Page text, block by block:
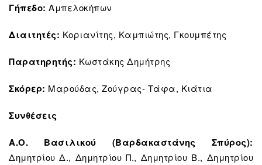
Γήπεδο: Αμπελοκήπων
Διαιτητές: Κοριανίτης, Καμπιώτης, Γκουμπέτης
Παρατηρητής: Κωστάκης Δημήτρης
Σκόρερ: Μαρούδας, Ζούγρας- Τάφα, Κιάτια
Συνθέσεις
Α.Ο. Βασιλικού (Βαρδακαστάνης Σπύρος):
Δημητρίου Δ., Δημητρίου Π., Δημητρίου Β., Δημητρίου